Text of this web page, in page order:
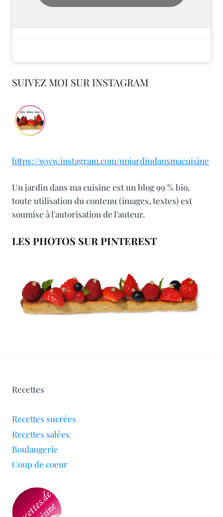
SUIVEZ MOI SUR INSTAGRAM
https://www.instagram.com/unjardindansmacuisine
Un jardin dans ma cuisine est un blog 99 % bio,
toute utilisation du contenu (images, textes) est
soumise à l'autorisation de l'auteur.
LES PHOTOS SUR PINTEREST
Recettes
Recettes sucrées
Recettes salées
Boulangerie
Coup de coeur